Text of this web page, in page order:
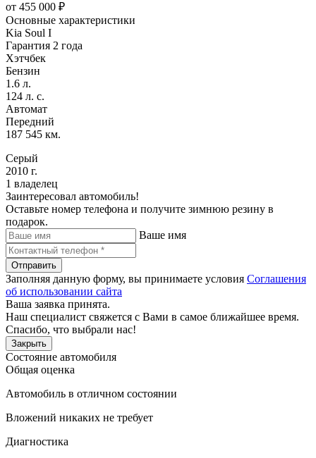
от 455 000 ₽
Основные характеристики
Kia Soul I
Гарантия 2 года
Хэтчбек
Бензин
1.6 л.
124 л. с.
Автомат
Передний
187 545 км.
Серый
2010 г.
1 владелец
Заинтересовал автомобиль!
Оставьте номер телефона и получите зимнюю резину в
подарок.
Ваше имя
Отправить
Заполняя данную форму, вы принимаете условия Соглашения
об использовании сайта
Ваша заявка принята.
Наш специалист свяжется с Вами в самое ближайшее время.
Спасибо, что выбрали нас!
Закрыть
Состояние автомобиля
Общая оценка
Автомобиль в отличном состоянии
Вложений никаких не требует
Диагностика